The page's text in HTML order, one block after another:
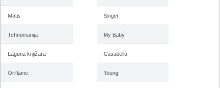
Matis
Tehnomanija
Laguna knjižara
Oriflame
Singer
My Baby
Casabella
Young